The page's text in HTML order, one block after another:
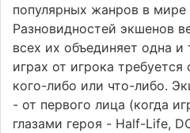
популярных жанров в
Разновидностей экшенов
всех их объединяет одна
играх от игрока требуется
кого-либо или что-либо.
- от первого лица (когда
глазами героя - Half-Life,